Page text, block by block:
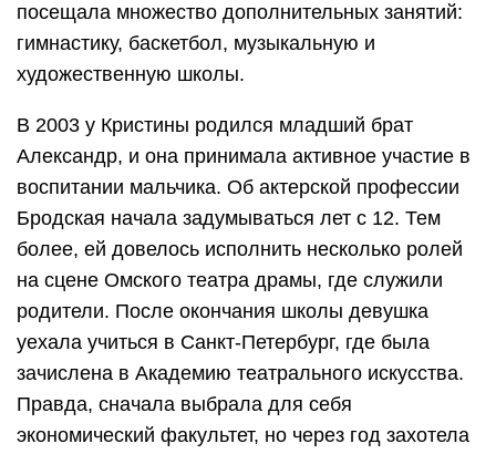
посещала множество дополнительных занятий:
гимнастику, баскетбол, музыкальную и
художественную школы.
В 2003 у Кристины родился младший брат
Александр, и она принимала активное участие в
воспитании мальчика. Об актерской профессии
Бродская начала задумываться лет с 12. Тем
более, ей довелось исполнить несколько ролей
на сцене Омского театра драмы, где служили
родители. После окончания школы девушка
уехала учиться в Санкт-Петербург, где была
зачислена в Академию театрального искусства.
Правда, сначала выбрала для себя
экономический факультет, но через год захотела